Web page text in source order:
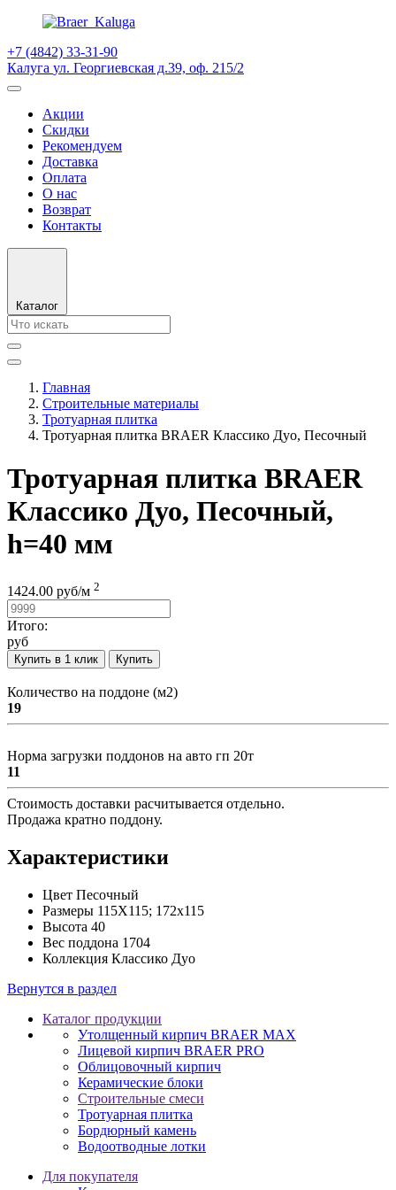
+7 (4842) 33-31-90
Калуга ул. Георгиевская д.39, оф. 215/2
Акции
Скидки
Рекомендуем
Доставка
Оплата
О нас
Возврат
Контакты
Каталог
Главная
Строительные материалы
Тротуарная плитка
Тротуарная плитка BRAER Классико Дуо, Песочный
Тротуарная плитка BRAER
Классико Дуо, Песочный,
h=40 мм
1424.00 руб/м 2
Итого:
руб
Купить в 1 клик Купить
Количество на поддоне (м2)
19
Норма загрузки поддонов на авто гп 20т
11
Стоимость доставки расчитывается отдельно.
Продажа кратно поддону.
Характеристики
Цвет Песочный
Размеры 115Х115; 172х115
Высота 40
Вес поддона 1704
Коллекция Классико Дуо
Вернутся в раздел
Каталог продукции
Утолщенный кирпич BRAER MAX
Лицевой кирпич BRAER PRO
Облицовочный кирпич
Керамические блоки
Строительные смеси
Тротуарная плитка
Бордюрный камень
Водоотводные лотки
Для покупателя